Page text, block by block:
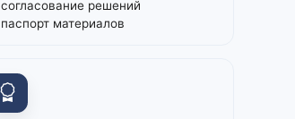
согласование решений
паспорт материалов